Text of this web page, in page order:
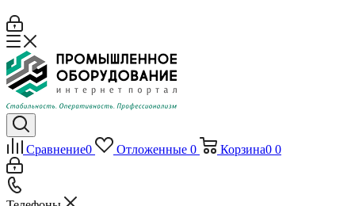
Сравнение0 Отложенные 0 Корзина0 0